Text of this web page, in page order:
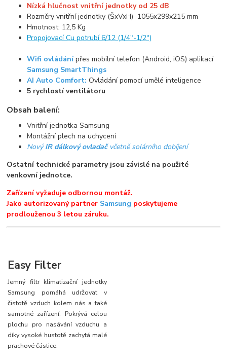
Nízká hlučnost vnitřní jednotky od 25 dB
Rozměry vnitřní jednotky (ŠxVxH) 1055x299x215 mm
Hmotnost: 12,5 Kg
Propojovací Cu potrubí 6/12 (1/4"-1/2")
Wifi ovládánípřes mobilní telefon (Android, iOS) aplikací
Samsung SmartThings
AI Auto Comfort:Ovládání pomocí umělé inteligence
5 rychlostí ventilátoru
Obsah balení:
Vnitřní jednotka Samsung
Montážní plech na uchycení
NovýIR dálkový ovladačvčetně solárního dobíjení
Ostatní technické parametry jsou závislé na použité
venkovní jednotce.
Zařízení vyžaduje odbornou montáž.
Jako autorizovaný partner Samsung poskytujeme
prodlouženou 3 letou záruku.
Easy Filter
Jemný filtr klimatizační jednotky
Samsung pomáhá udržovat v
čistotě vzduch kolem nás a také
samotné zařízení. Pokrývá celou
plochu pro nasávání vzduchu a
díky vysoké hustotě zachytá malé
prachové částice.